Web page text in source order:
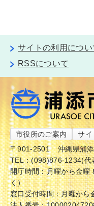
サイトの利用につい
RSSについて
市役所のご案内 サイ
〒901-2501
沖縄県浦
TEL：(098)876-1234(代
開庁時間：月曜から金曜
く）
窓口受付時間：月曜から